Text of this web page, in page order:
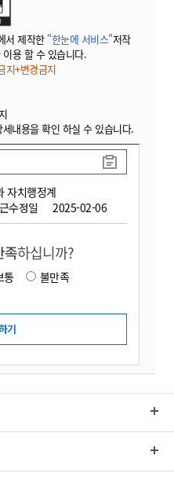
서 제작한 "한눈에 서비스"저작
이용 할 수 있습니다.
지+변경금지
내용을 확인 하실 수 있습니다.
자치행정계
수정일 2025-02-06
족하십니까?
통
불만족